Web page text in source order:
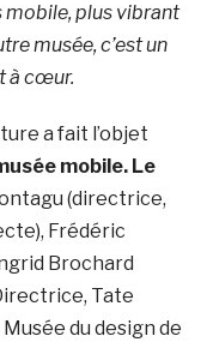
mobile, plus vibrant
musée, c’est un
à cœur.
a fait l’objet
mobile. Le
(directrice,
Frédéric
Brochard
Tate
du design de